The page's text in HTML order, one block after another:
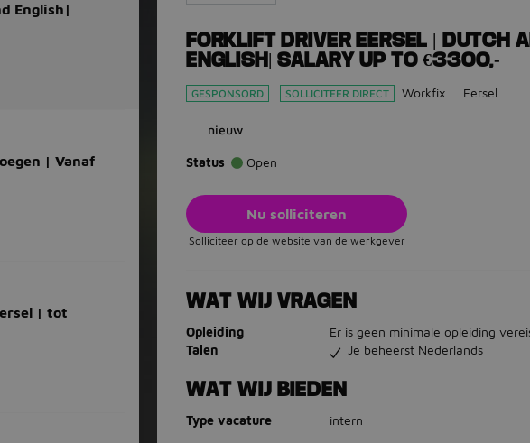
English|
| Vanaf
| tot
FORKLIFT DRIVER EERSEL | DUTCH
ENGLISH| SALARY UP TO €3300,-
GESPONSORD SOLLICITEER DIRECT Workfix Eersel
nieuw
Status Open
Nu solliciteren
Solliciteer op de website van de werkgever
WAT WIJ VRAGEN
Opleiding
Er is geen minimale opleiding
Talen
Je beheerst Nederlands
WAT WIJ BIEDEN
Type vacature intern